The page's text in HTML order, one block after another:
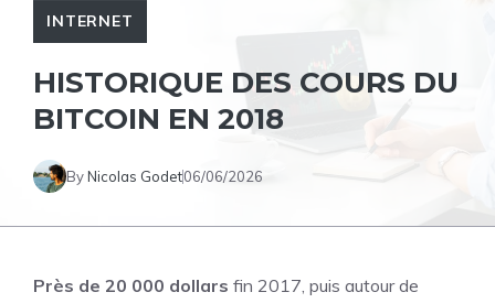
INTERNET
HISTORIQUE DES COURS DU
BITCOIN EN 2018
ByNicolas Godet06/06/2026
Près de 20 000 dollars fin 2017, puis autour de